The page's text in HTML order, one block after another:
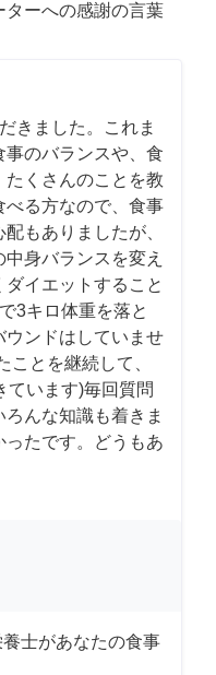
ターへの感謝の言葉
きました。これま
のバランスや、食
くさんのことを教
べる方なので、食事
もありましたが、
身バランスを変え
イエットすること
3キロ体重を落と
ウンドはしていませ
ことを継続して、
ています)毎回質問
んな知識も着きま
ったです。どうもあ
士があなたの食事